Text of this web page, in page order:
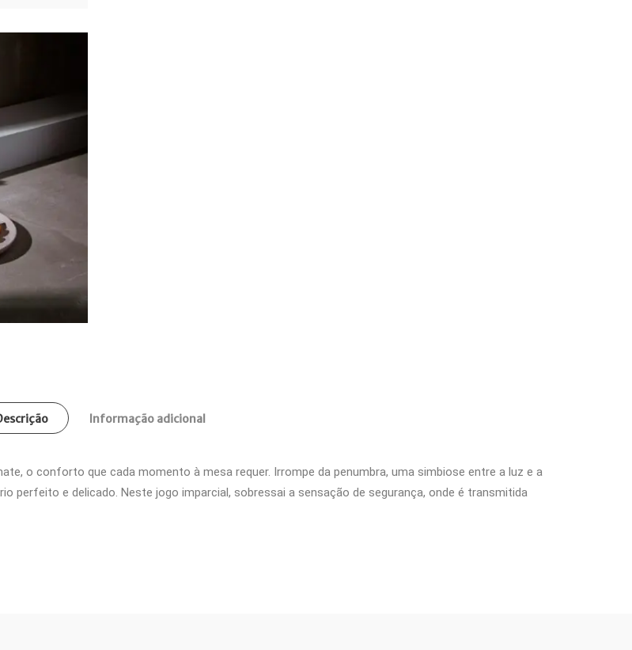
Informação adicional
o conforto que cada momento à mesa requer. Irrompe da penumbra, uma simbiose entre a luz e a
perfeito e delicado. Neste jogo imparcial, sobressai a sensação de segurança, onde é transmitida